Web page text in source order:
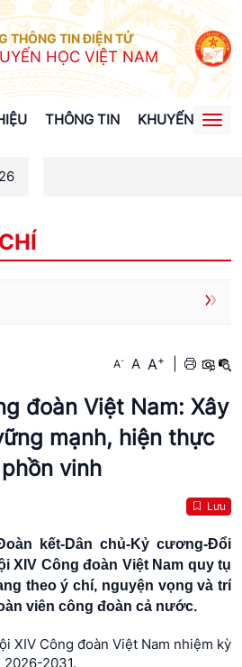
THÔNG TIN ĐIỆN TỬ
HỌC VIỆT NAM
THÔNG TIN KHUYẾN HỌC
A- A A+
đoàn Việt Nam: Xây
mạnh, hiện thực
vinh
Lưu
kết-Dân chủ-Kỷ cương-Đổi
XIV Công đoàn Việt Nam quy tụ
theo ý chí, nguyện vọng và trí
viên công đoàn cả nước.